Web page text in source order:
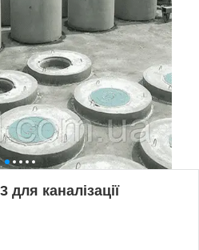
для каналізації